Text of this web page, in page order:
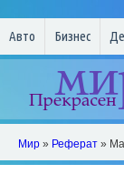
Авто Бизнес
Мир » Реферат »